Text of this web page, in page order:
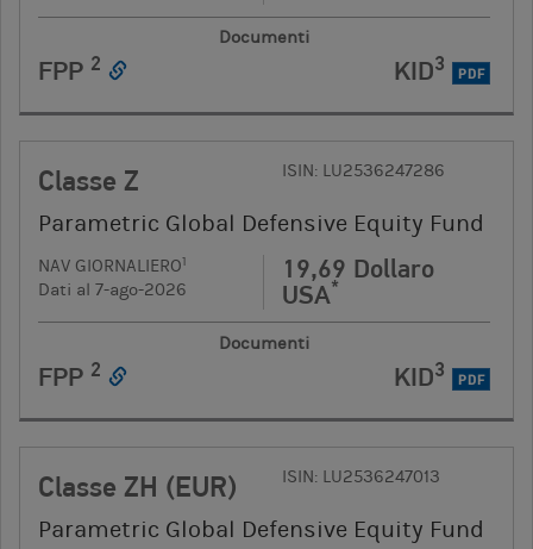
Documenti
FPP 2 KID3 PDF
Classe Z ISIN: LU2536247286
Parametric Global Defensive Equity Fund
NAV GIORNALIERO1
Dati al 7-ago-2026
19,69 Dollaro
USA*
Documenti
FPP 2 KID3 PDF
Classe ZH (EUR) ISIN: LU2536247013
Parametric Global Defensive Equity Fund